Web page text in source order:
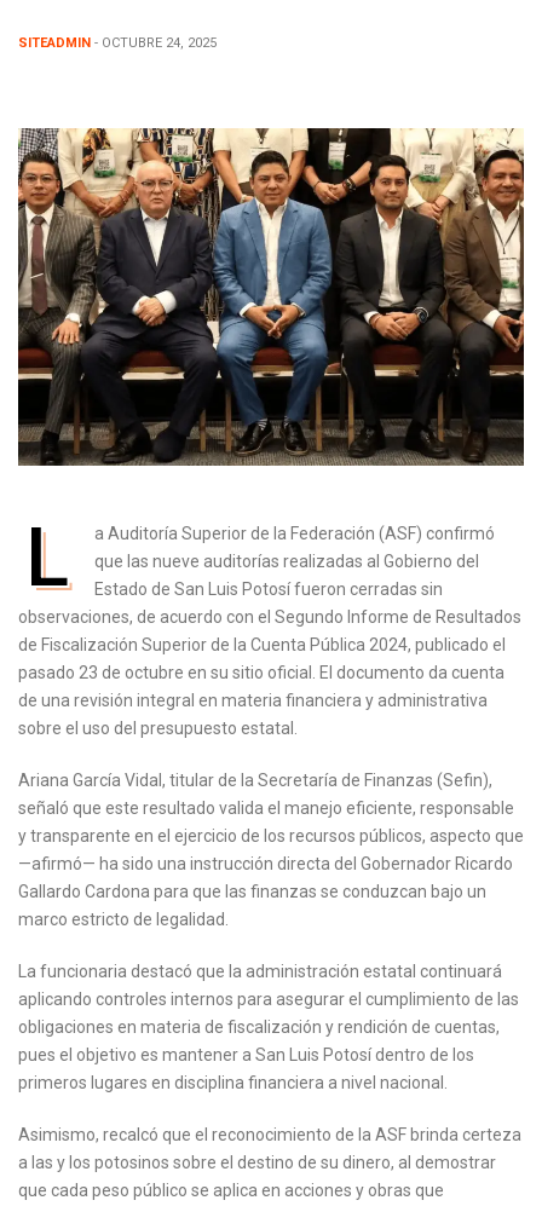
SITEADMIN - OCTUBRE 24, 2025
L
a Auditoría Superior de la Federación (ASF) confirmó
que las nueve auditorías realizadas al Gobierno del
Estado de San Luis Potosí fueron cerradas sin
observaciones, de acuerdo con el Segundo Informe de Resultados
de Fiscalización Superior de la Cuenta Pública 2024, publicado el
pasado 23 de octubre en su sitio oficial. El documento da cuenta
de una revisión integral en materia financiera y administrativa
sobre el uso del presupuesto estatal.
Ariana García Vidal, titular de la Secretaría de Finanzas (Sefin),
señaló que este resultado valida el manejo eficiente, responsable
y transparente en el ejercicio de los recursos públicos, aspecto que
—afirmó— ha sido una instrucción directa del Gobernador Ricardo
Gallardo Cardona para que las finanzas se conduzcan bajo un
marco estricto de legalidad.
La funcionaria destacó que la administración estatal continuará
aplicando controles internos para asegurar el cumplimiento de las
obligaciones en materia de fiscalización y rendición de cuentas,
pues el objetivo es mantener a San Luis Potosí dentro de los
primeros lugares en disciplina financiera a nivel nacional.
Asimismo, recalcó que el reconocimiento de la ASF brinda certeza
a las y los potosinos sobre el destino de su dinero, al demostrar
que cada peso público se aplica en acciones y obras que